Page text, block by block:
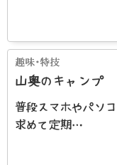
山奥のキャンプ
普段スマホやパソ
求めて定期…